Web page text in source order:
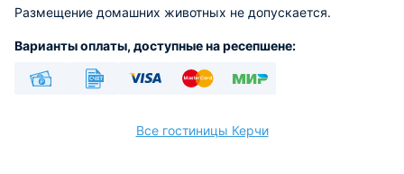
Размещение домашних животных не допускается.
Варианты оплаты, доступные на ресепшене:
Все гостиницы Керчи